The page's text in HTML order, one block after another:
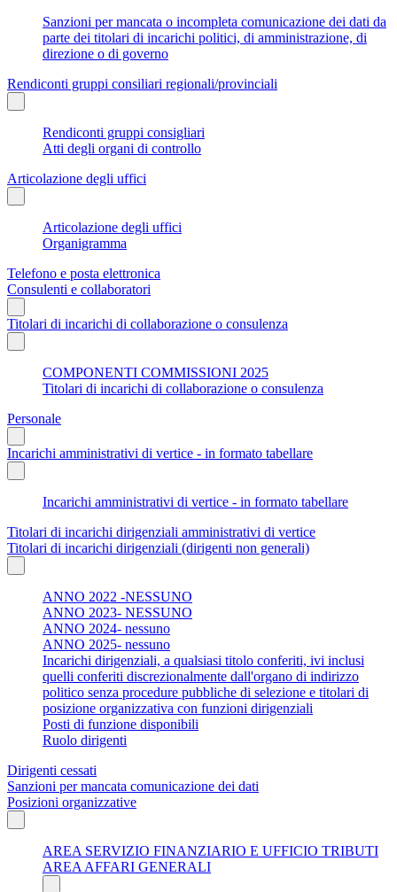
Sanzioni per mancata o incompleta comunicazione dei dati da
parte dei titolari di incarichi politici, di amministrazione, di
direzione o di governo
Rendiconti gruppi consiliari regionali/provinciali
Rendiconti gruppi consigliari
Atti degli organi di controllo
Articolazione degli uffici
Articolazione degli uffici
Organigramma
Telefono e posta elettronica
Consulenti e collaboratori
Titolari di incarichi di collaborazione o consulenza
COMPONENTI COMMISSIONI 2025
Titolari di incarichi di collaborazione o consulenza
Personale
Incarichi amministrativi di vertice - in formato tabellare
Incarichi amministrativi di vertice - in formato tabellare
Titolari di incarichi dirigenziali amministrativi di vertice
Titolari di incarichi dirigenziali (dirigenti non generali)
ANNO 2022 -NESSUNO
ANNO 2023- NESSUNO
ANNO 2024- nessuno
ANNO 2025- nessuno
Incarichi dirigenziali, a qualsiasi titolo conferiti, ivi inclusi
quelli conferiti discrezionalmente dall'organo di indirizzo
politico senza procedure pubbliche di selezione e titolari di
posizione organizzativa con funzioni dirigenziali
Posti di funzione disponibili
Ruolo dirigenti
Dirigenti cessati
Sanzioni per mancata comunicazione dei dati
Posizioni organizzative
AREA SERVIZIO FINANZIARIO E UFFICIO TRIBUTI
AREA AFFARI GENERALI